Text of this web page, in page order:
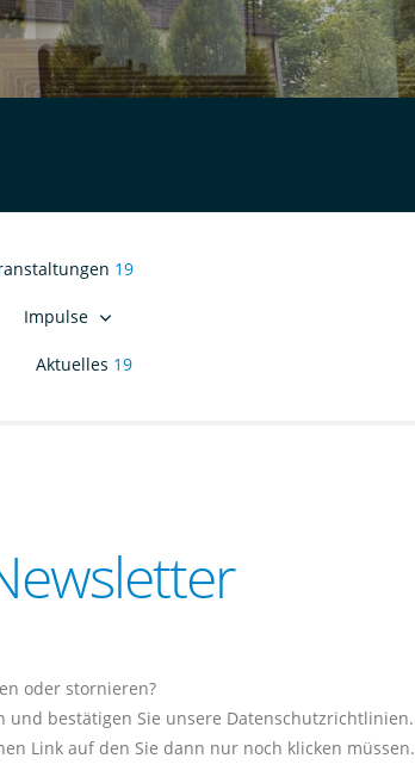
19
Impulse
Aktuelles 19
oder stornieren?
und bestätigen Sie unsere Datenschutzrichtlinien.
Link auf den Sie dann nur noch klicken müssen.